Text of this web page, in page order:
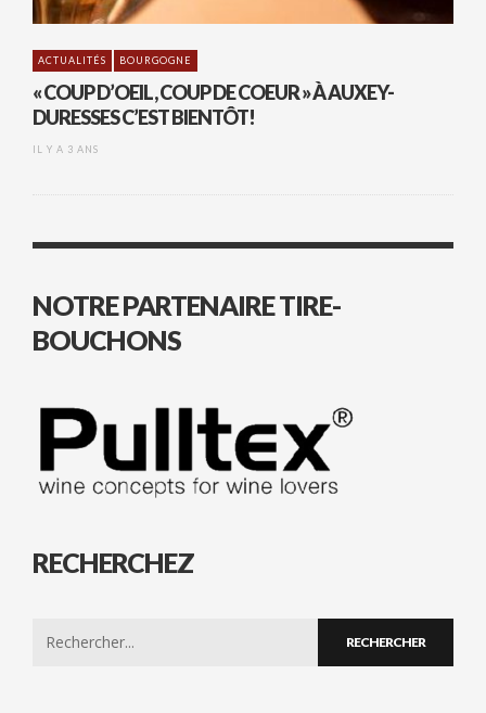
ACTUALITÉS BOURGOGNE
« COUP D’OEIL, COUP DE COEUR » À AUXEY-
DURESSES C’EST BIENTÔT!
IL Y A 3 ANS
NOTRE PARTENAIRE TIRE-
BOUCHONS
RECHERCHEZ